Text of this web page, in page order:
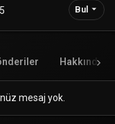
Bul
Hakkında
mesaj yok.